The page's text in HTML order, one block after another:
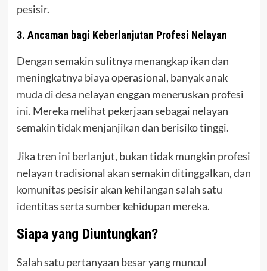
pesisir.
3. Ancaman bagi Keberlanjutan Profesi Nelayan
Dengan semakin sulitnya menangkap ikan dan
meningkatnya biaya operasional, banyak anak
muda di desa nelayan enggan meneruskan profesi
ini. Mereka melihat pekerjaan sebagai nelayan
semakin tidak menjanjikan dan berisiko tinggi.
Jika tren ini berlanjut, bukan tidak mungkin profesi
nelayan tradisional akan semakin ditinggalkan, dan
komunitas pesisir akan kehilangan salah satu
identitas serta sumber kehidupan mereka.
Siapa yang Diuntungkan?
Salah satu pertanyaan besar yang muncul